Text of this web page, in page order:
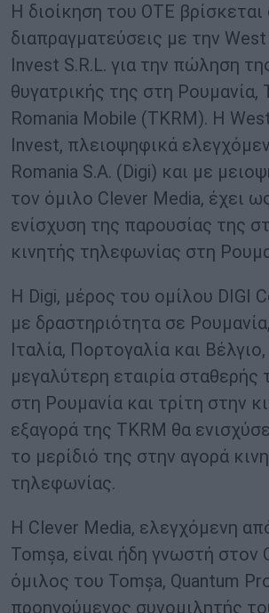
Η διοίκηση του ΟΤΕ βρίσκεται
διαπραγματεύσεις με την
Invest S.R.L. για την πώληση
θυγατρικής της στη Ρουμανία,
Romania Mobile (TKRM). Η
Invest, πλειοψηφικά
Romania S.A. (Digi) και με
τον όμιλο Clever Media, έχει
ενίσχυση της παρουσίας της
κινητής τηλεφωνίας στη
Η Digi, μέρος του ομίλου DIGI
με δραστηριότητα σε
Ιταλία, Πορτογαλία και Βέλγιο,
μεγαλύτερη εταιρία σταθερής
στη Ρουμανία και τρίτη στην
εξαγορά της TKRM θα
το μερίδιό της στην αγορά
τηλεφωνίας.
Η Clever Media, ελεγχόμενη
Tomșa, είναι ήδη γνωστή
όμιλος του Tomșa, Quantum
προηγούμενος συνομιλητής